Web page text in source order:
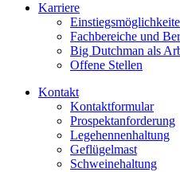
Karriere
Fachbereiche und
Big Dutchman als
Offene Stellen
Kontakt
Kontaktformular
Prospektanforderung
Legehennenhaltung
Geflügelmast
Schweinehaltung